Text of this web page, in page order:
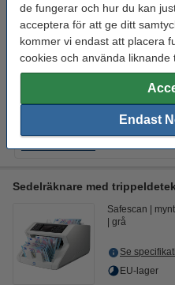
de fungerar och hur du kan
acceptera för att ge ditt
kommer vi endast att placera
cookies och använda liknande
Endast
2
Se
EU-lager
3 050 kr
Extra information
Produktdatablad
Sedelräknare med
Safescan
grå
Se
EU-lager